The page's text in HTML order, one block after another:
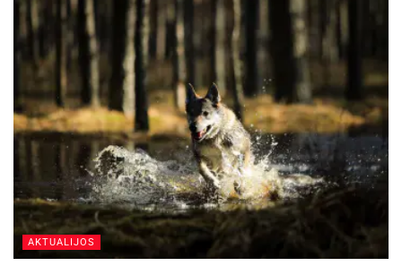
AKTUALIJOS